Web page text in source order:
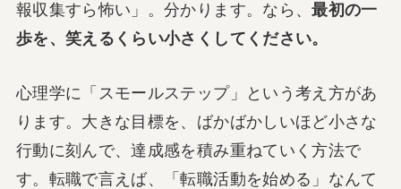
報収集すら怖い」。分かります。なら、最初の一
歩を、笑えるくらい小さくしてください。
心理学に「スモールステップ」という考え方があ
ります。大きな目標を、ばかばかしいほど小さな
行動に刻んで、達成感を積み重ねていく方法で
す。転職で言えば、「転職活動を始める」なんて